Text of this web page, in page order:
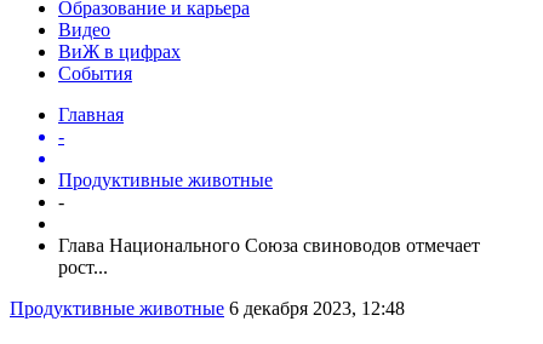
Образование и карьера
Видео
ВиЖ в цифрах
События
Главная
-
Продуктивные животные
-
Глава Национального Союза свиноводов отмечает
рост...
Продуктивные животные 6 декабря 2023, 12:48